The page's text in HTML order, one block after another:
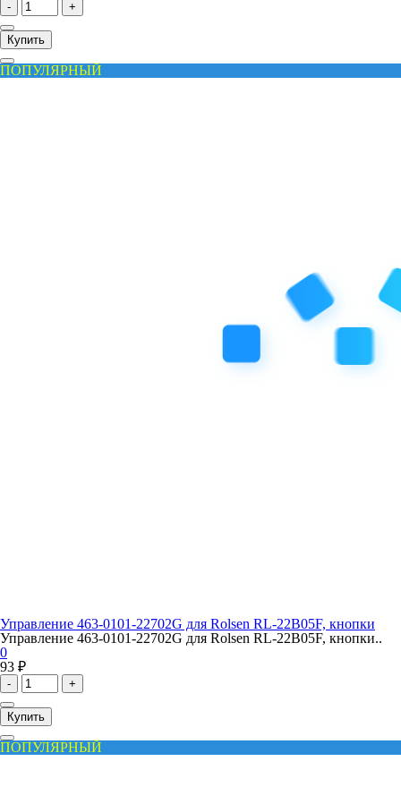
- +
Купить
ПОПУЛЯРНЫЙ
Управление 463-0101-22702G для Rolsen RL-22B05F, кнопки
Управление 463-0101-22702G для Rolsen RL-22B05F, кнопки..
0
93 ₽
- +
Купить
ПОПУЛЯРНЫЙ